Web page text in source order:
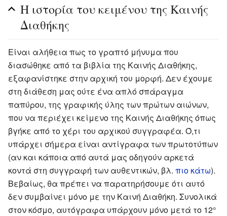
Η ιστορία του κειμένου της Καινής
Διαθήκης
Είναι αλήθεια πως το γραπτό μήνυμα που
διασώθηκε από τα βιβλία της Καινής Διαθήκης,
εξαφανίστηκε στην αρχική του μορφή. Δεν έχουμε
στη διάθεση μας ούτε ένα απλό σπάραγμα
παπύρου, της γραφικής ύλης των πρώτων αιώνων,
που να περιέχει κείμενο της Καινής Διαθήκης όπως
βγήκε από το χέρι του αρχικού συγγραφέα. Ό,τι
υπάρχει σήμερα είναι αντίγραφα των πρωτοτύπων
(αν και κάποια από αυτά μας οδηγούν αρκετά
κοντά στη συγγραφή των αυθεντικών, βλ. πιο κάτω).
Βεβαίως, θα πρέπει να παρατηρήσουμε ότι αυτό
δεν συμβαίνει μόνο με την Καινή Διαθήκη. Συνολικά
στον κόσμο, αυτόγραφα υπάρχουν μόνο μετά το 12°